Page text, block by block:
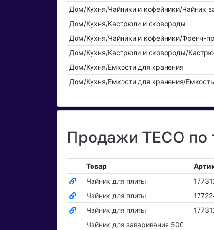
Дом/Кухня/Чайники и кофейники/Чайник
Дом/Кухня/Кастрюли и сковороды
Дом/Кухня/Чайники и кофейники/Френч-
Дом/Кухня/Кастрюли и сковороды/
Дом/Кухня/Емкости для хранения
Дом/Кухня/Емкости для хранения/
Продажи TECO по
Товар
Чайник для плиты
Чайник для плиты
Чайник для плиты
Чайник для заваривания 500